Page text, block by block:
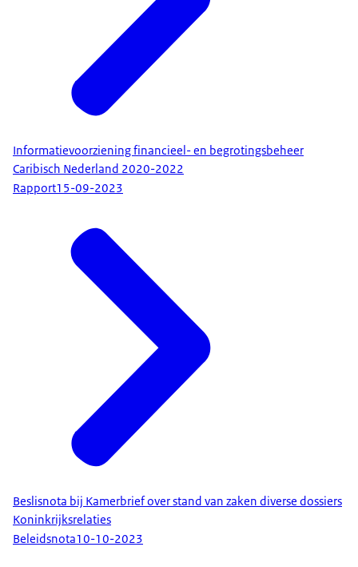
Informatievoorziening financieel- en begrotingsbeheer
Caribisch Nederland 2020-2022
Rapport15-09-2023
Beslisnota bij Kamerbrief over stand van zaken diverse dossiers
Koninkrijksrelaties
Beleidsnota10-10-2023